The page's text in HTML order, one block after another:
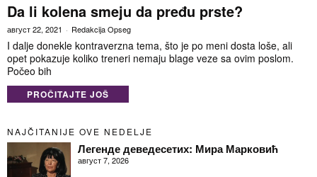
Da li kolena smeju da pređu prste?
август 22, 2021 Redakcija Opseg
I dalje donekle kontraverzna tema, što je po meni dosta loše, ali
opet pokazuje koliko treneri nemaju blage veze sa ovim poslom.
Počeo bih
PROČITAJTE JOŠ
NAJČITANIJE OVE NEDELJE
Легенде деведесетих: Мира Марковић
август 7, 2026